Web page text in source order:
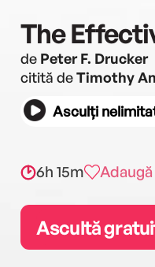
The
de Peter F. Drucker
citită deTimothy
Asculți
6h 15m
Ascultă